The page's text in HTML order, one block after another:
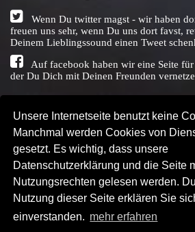
Unsere Internetseite benutzt keine
Manchmal werden Cookies von
gesetzt. Es wichtig, dass unsere
Datenschutzerklärung und die Seite
Nutzungsrechten gelesen werden.
Nutzung dieser Seite erklären Sie
einverstanden. mehr erfahren
Wenn Du twitter magst - wir haben
freuen uns sehr, wenn Du uns dort favst,
Deinem Lieblingssound einen Tweet
Auf facebook haben wir eine Seite
der Du Dich mit Deinen Freunden
Copyright © Audio Union GbR, 1999 -
SENDEPLATZ ↗